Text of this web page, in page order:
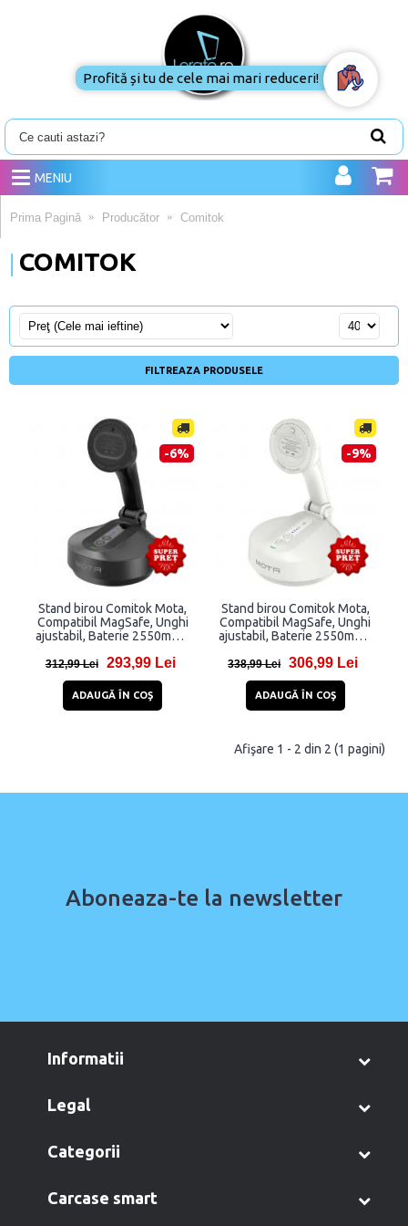
MENIU
Prima Pagină Producător Comitok
COMITOK
FILTREAZA PRODUSELE
-6%
Stand birou Comitok Mota,
Compatibil MagSafe, Unghi
ajustabil, Baterie 2550mAh,
312,99 Lei 293,99 Lei
ADAUGĂ ÎN COŞ
-9%
Stand birou Comitok Mota,
Compatibil MagSafe, Unghi
ajustabil, Baterie 2550mAh,
338,99 Lei 306,99 Lei
ADAUGĂ ÎN COŞ
Afişare 1 - 2 din 2 (1 pagini)
Aboneaza-te la newsletter
informatii
legal
categorii
carcase smart
Profită și tu de cele mai mari reduceri!